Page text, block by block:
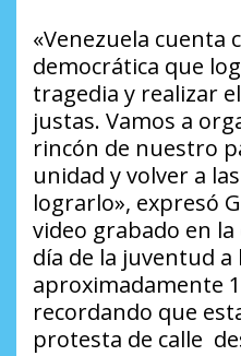
«Venezuela cuenta
democrática que
tragedia y realizar
justas. Vamos a
rincón de nuestro
unidad y volver a
lograrlo», expresó
video grabado en
día de la juventud a
aproximadamente
recordando que
protesta de calle